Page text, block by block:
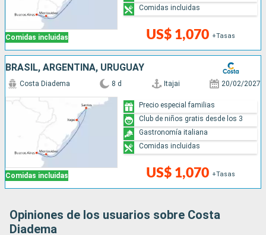
Comidas incluidas US$ 1,070 +Tasas
Comidas incluidas
BRASIL, ARGENTINA, URUGUAY
Comidas incluidas
Costa Diadema 8 d Itajai 20/02/2027
US$ 1,070 +Tasas
Precio especial familias
Club de niños gratis desde los 3
Gastronomía italiana
Comidas incluidas
Opiniones de los usuarios sobre Costa
Diadema